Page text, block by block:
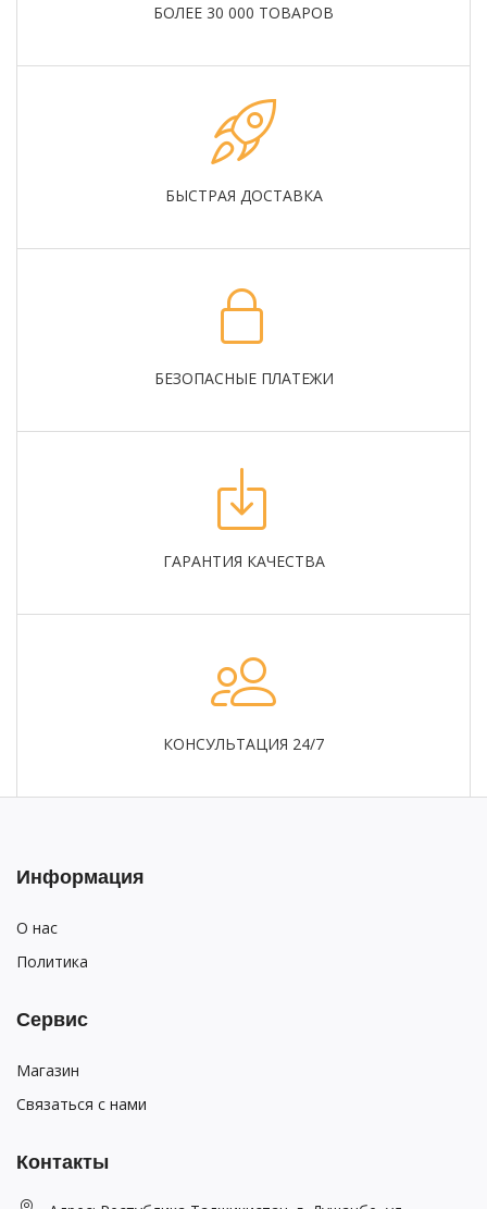
БОЛЕЕ 30 000 ТОВАРОВ
БЫСТРАЯ ДОСТАВКА
БЕЗОПАСНЫЕ ПЛАТЕЖИ
ГАРАНТИЯ КАЧЕСТВА
КОНСУЛЬТАЦИЯ 24/7
Информация
О нас
Политика
Сервис
Магазин
Связаться с нами
Контакты